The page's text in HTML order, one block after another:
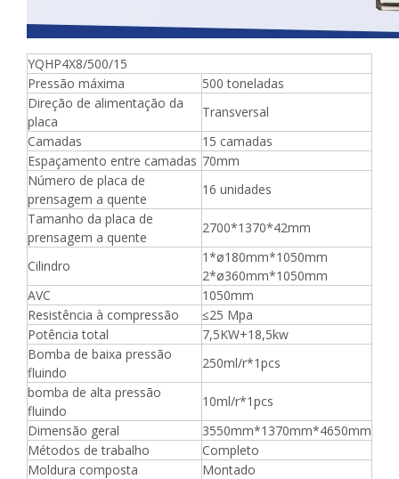
YQHP4X8/500/15
Pressão máxima
500 toneladas
Direção de alimentação da
placa
Transversal
Camadas
15 camadas
Espaçamento entre camadas 70mm
Número de placa de
prensagem a quente
16 unidades
Tamanho da placa de
prensagem a quente
2700*1370*42mm
Cilindro
1*ø180mm*1050mm
2*ø360mm*1050mm
AVC
1050mm
Resistência à compressão
≤25 Mpa
Potência total
7,5KW+18,5kw
Bomba de baixa pressão
fluindo
250ml/r*1pcs
bomba de alta pressão
fluindo
10ml/r*1pcs
Dimensão geral
3550mm*1370mm*4650mm
Métodos de trabalho
Completo
Moldura composta
Montado